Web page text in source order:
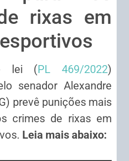
rixas em
lei (PL 469/2022)
senador Alexandre
prevê punições mais
crimes de rixas em
Leia mais abaixo: